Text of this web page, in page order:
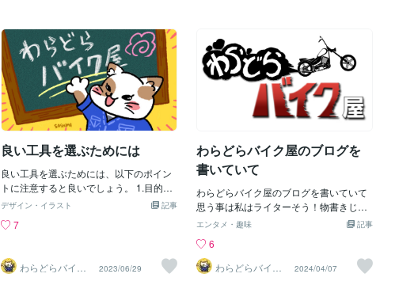
が適用される場合があります。 カスタム
設計: 特定の業界や用途に特化した工具
は、JIS規格には適用されないか、特
ます。オイルを抜く:ドレインプラグを外
して、古いオイルをオイルパンに排出し
ます。オイルフィルターも交換します。
フィルターレンチを使用すると便利で
す。新しいオイルを入れる:推奨される量
と種類のオイルを注入します。ドレイン
プラグを確実に締め付け、漏れがないこ
とを確認します。B. チェーンのメンテナ
ンス清掃:チェーンブラシを使ってチェー
ナーを使用すると効果的です。注油:清掃
後、適量のチェーンルブをチェーンに塗
布します。チェーン全体に均等に行き渡
るようにしてください。C. ブレーキパッ
す。古いパッドの取り外し:キャリパーか
ら古いブレーキパッドを取り外します。
ない場合があるこれは痛い初めは一生乗
りつもりでも時間がたてばそのバイクに
乗ってられなくなる物その時に某フリマ
でも売れない（T_T)悲しいぜひ！フレー
ムの切って無い車両を探しましょう！
え！？？フレームカットしたバイクに乗
コの内容を踏まえてお買い物すると良い
ですよ🍀だって！カスタムされたバイク
はカッコいいですから
良い工具を選ぶためには
良い工具を選ぶためには、以下のポイン
トに注意すると良いでしょう。 1.目的と
要件の明確化: 使用する工具の目的や必要
ましょう。具体的な要件を把握すること
す。2.ユーザーレビューの参考: インター
ネット上のユーザーレビューや評価を参
記事
デザイン・イラスト
7
わらどらバイク
屋
2023/06/29
わらどらバイク屋のブログを
書いていて
わらどらバイク屋のブログを書いていて
思う事は私はライターそう！物書きじゃ
無いはずなんだけど自分で昔のブログ読
語りべなんだろう時間を作って私の昔の
ブログを見て欲しい二輪のプロ１０年。
四輪のプロ１年専門学校２年１６歳の頃
記事
エンタメ・趣味
6
わらどらバイク
屋
2024/04/07